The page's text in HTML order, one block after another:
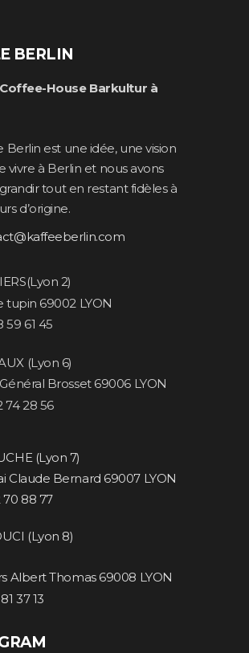
BERLIN
House Barkultur à
Berlin est une idée, une vision
vivre à Berlin et nous avons
grandir tout en restant fidèles à
d’origine.
2)
tupin 69002 LYON
59 61 45
(Lyon 6)
Brosset 69006 LYON
74 28 56
(Lyon 7)
Claude Bernard 69007 LYON
70 88 77
(Lyon 8)
Albert Thomas 69008 LYON
37 13